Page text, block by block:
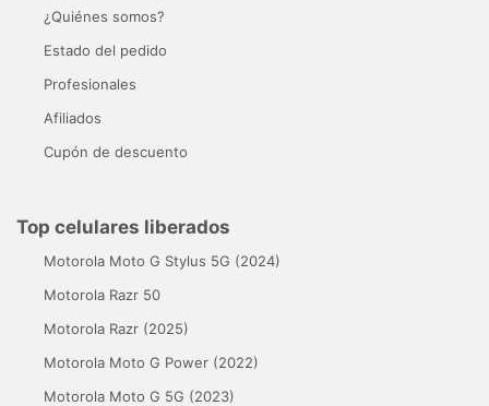
¿Quiénes somos?
Estado del pedido
Profesionales
Afiliados
Cupón de descuento
Top celulares liberados
Motorola Moto G Stylus 5G (2024)
Motorola Razr 50
Motorola Razr (2025)
Motorola Moto G Power (2022)
Motorola Moto G 5G (2023)